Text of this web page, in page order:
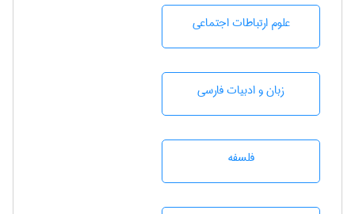
علوم ارتباطات اجتماعی
زبان و ادبيات فارسی
فلسفه